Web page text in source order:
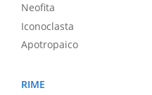
Neofita
Iconoclasta
Apotropaico
RIME